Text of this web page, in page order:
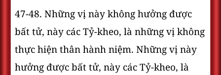
47-48. Những vị này không hưởng được
bất tử, này các Tỷ-kheo, là những vị không
thực hiện thân hành niệm. Những vị này
hưởng được bất tử, này các Tỷ-kheo, là